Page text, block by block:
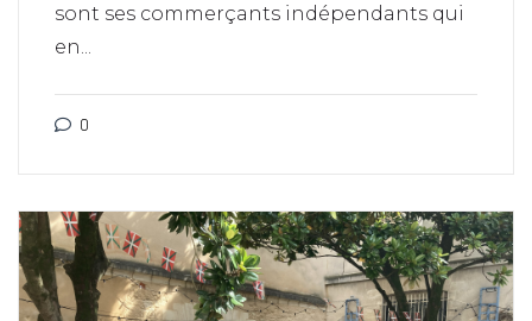
sont ses commerçants indépendants qui
en...
0